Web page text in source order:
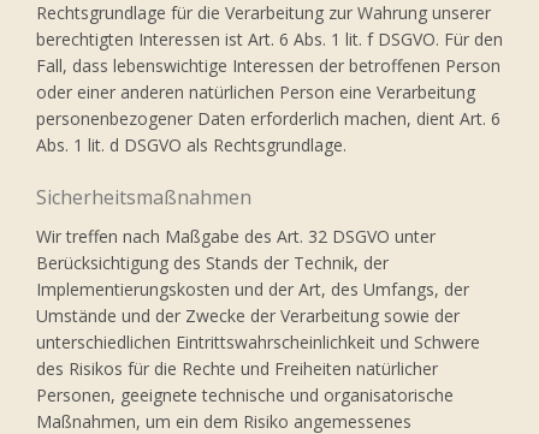
Rechtsgrundlage für die Verarbeitung zur Wahrung unserer
berechtigten Interessen ist Art. 6 Abs. 1 lit. f DSGVO. Für den
Fall, dass lebenswichtige Interessen der betroffenen Person
oder einer anderen natürlichen Person eine Verarbeitung
personenbezogener Daten erforderlich machen, dient Art. 6
Abs. 1 lit. d DSGVO als Rechtsgrundlage.
Sicherheitsmaßnahmen
Wir treffen nach Maßgabe des Art. 32 DSGVO unter
Berücksichtigung des Stands der Technik, der
Implementierungskosten und der Art, des Umfangs, der
Umstände und der Zwecke der Verarbeitung sowie der
unterschiedlichen Eintrittswahrscheinlichkeit und Schwere
des Risikos für die Rechte und Freiheiten natürlicher
Personen, geeignete technische und organisatorische
Maßnahmen, um ein dem Risiko angemessenes